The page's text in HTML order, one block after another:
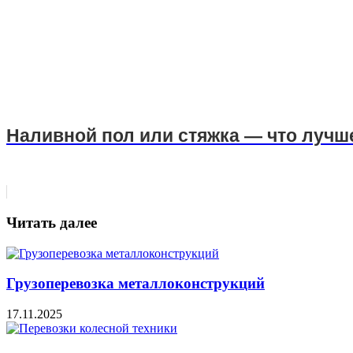
Наливной пол или стяжка — что
Читать далее
Грузоперевозка металлоконструкций
17.11.2025